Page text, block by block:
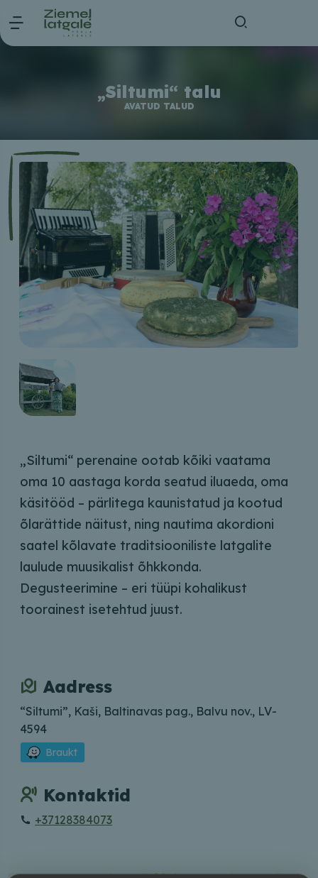
„Siltumi“ talu
AVATUD TALUD
„Siltumi“ perenaine ootab kõiki vaatama
oma 10 aastaga korda seatud iluaeda, oma
käsitööd – pärlitega kaunistatud ja kootud
õlarättide näitust, ning nautima akordioni
saatel kõlavate traditsiooniliste latgalite
laulude muusikalist õhkkonda.
Degusteerimine – eri tüüpi kohalikust
toorainest isetehtud juust.
Aadress
“Siltumi”, Kaši, Baltinavas pag., Balvu nov., LV-
4594
Braukt
Kontaktid
+37128384073